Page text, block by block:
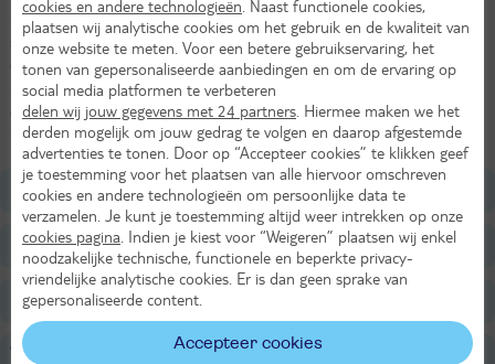
restaurant La Table de Val-Vignes draait alles om verse,
seizoensgebonden gerechten. Dat wordt smullen. Buiten lonkt het
grote terras. Zoek een plekje, bestel een drankje en geniet van het
mooie uitzicht. Aan het eind van de dag kom je tot rust in de sauna
of hammam van Val-Vignes Haut-Koenigsbourg. Daarna val je
heerlijk in slaap in je comfortabele kamer.
Ligging
Faciliteiten
Restaurants/Bars
Wellness
cookies en andere technologieën . Naast functionele cookies,
plaatsen wij analytische cookies om het gebruik en de kwaliteit van
onze website te meten. Voor een betere gebruikservaring, het
tonen van gepersonaliseerde aanbiedingen en om de ervaring op
social media platformen te verbeteren
delen wij jouw gegevens met 24 partners . Hiermee maken we het
derden mogelijk om jouw gedrag te volgen en daarop afgestemde
advertenties te tonen. Door op “Accepteer cookies” te klikken geef
je toestemming voor het plaatsen van alle hiervoor omschreven
cookies en andere technologieën om persoonlijke data te
verzamelen. Je kunt je toestemming altijd weer intrekken op onze
cookies pagina . Indien je kiest voor “Weigeren” plaatsen wij enkel
noodzakelijke technische, functionele en beperkte privacy-
vriendelijke analytische cookies. Er is dan geen sprake van
gepersonaliseerde content.
Accepteer cookies